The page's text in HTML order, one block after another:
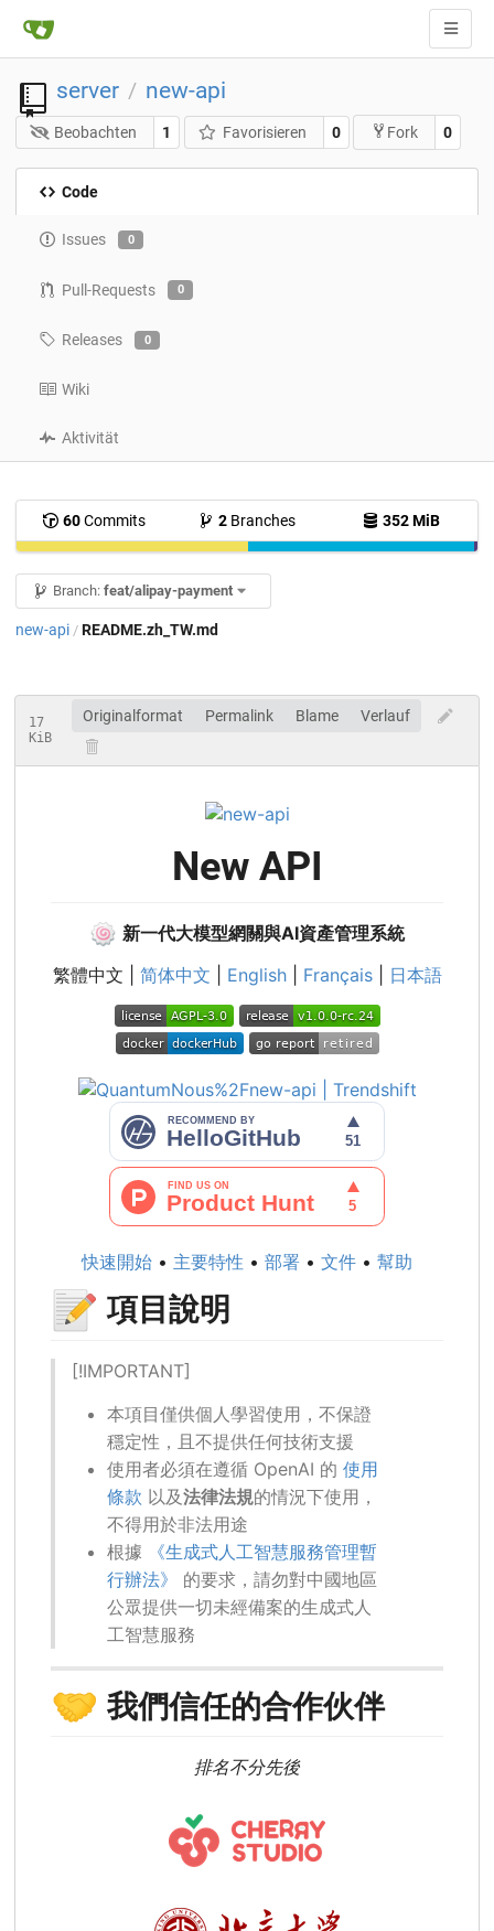
server / new-api
Beobachten 1 Favorisieren 0 Fork 0
Code
Issues 0
Pull-Requests 0
Releases 0
Wiki
Aktivität
60Commits 2 Branches 352 MiB
Branch: feat/alipay-payment
new-api / README.zh_TW.md
17
KiB
Originalformat Permalink Blame Verlauf
New API
🍥 新一代大模型網關與AI資產管理系統
繁體中文 | 简体中文 English| Français| 日本語
快速開始 • 主要特性 • 部署 • 文件 • 幫助
📝 項目說明
[!IMPORTANT]
本項目僅供個人學習使用，不保證
穩定性，且不提供任何技術支援
使用者必須在遵循 OpenAI 的 使用
條款 以及法律法規的情況下使用，
不得用於非法用途
根據
《生成式人工智慧服務管理暫
行辦法》
的要求，請勿對中國地區
公眾提供一切未經備案的生成式人
工智慧服務
🤝 我們信任的合作伙伴
排名不分先後